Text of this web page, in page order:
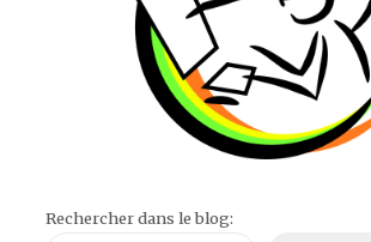
Rechercher dans le blog: